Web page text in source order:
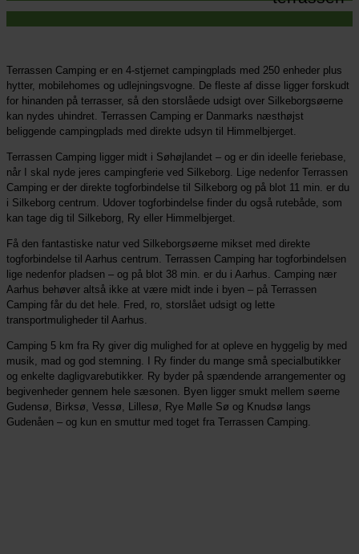
Terrassen Camping er en 4-stjernet campingplads med 250 enheder plus
hytter, mobilehomes og udlejningsvogne. De fleste af disse ligger forskudt
for hinanden på terrasser, så den storslåede udsigt over Silkeborgsøerne
kan nydes uhindret. Terrassen Camping er Danmarks næsthøjst
beliggende campingplads med direkte udsyn til Himmelbjerget.
Terrassen Camping ligger midt i Søhøjlandet – og er din ideelle feriebase,
når I skal nyde jeres campingferie ved Silkeborg. Lige nedenfor Terrassen
Camping er der direkte togforbindelse til Silkeborg og på blot 11 min. er du
i Silkeborg centrum. Udover togforbindelse finder du også rutebåde, som
kan tage dig til Silkeborg, Ry eller Himmelbjerget.
Få den fantastiske natur ved Silkeborgsøerne mikset med direkte
togforbindelse til Aarhus centrum. Terrassen Camping har togforbindelsen
lige nedenfor pladsen – og på blot 38 min. er du i Aarhus. Camping nær
Aarhus behøver altså ikke at være midt inde i byen – på Terrassen
Camping får du det hele. Fred, ro, storslået udsigt og lette
transportmuligheder til Aarhus.
Camping 5 km fra Ry giver dig mulighed for at opleve en hyggelig by med
musik, mad og god stemning. I Ry finder du mange små specialbutikker
og enkelte dagligvarebutikker. Ry byder på spændende arrangementer og
begivenheder gennem hele sæsonen. Byen ligger smukt mellem søerne
Gudensø, Birksø, Vessø, Lillesø, Rye Mølle Sø og Knudsø langs
Gudenåen – og kun en smuttur med toget fra Terrassen Camping.